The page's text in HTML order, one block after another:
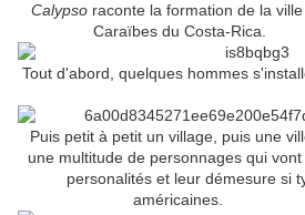
Calypso raconte la formation de la
Caraïbes du
Tout d'abord, quelques hommes
Puis petit à petit un village, puis une
une multitude de personnages qui
personalités et leur démesure si
américaines.